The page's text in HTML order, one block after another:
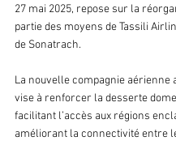
27 mai 2025, repose sur la
partie des moyens de Tassili
de Sonatrach.
La nouvelle compagnie aérienne
vise à renforcer la desserte
facilitant l’accès aux régions
améliorant la connectivité entre